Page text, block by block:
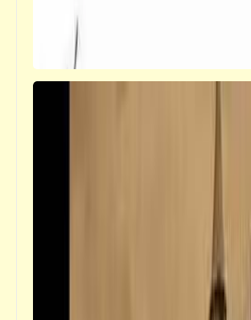
.. ماركة مسجّلة | إيجيبشيان